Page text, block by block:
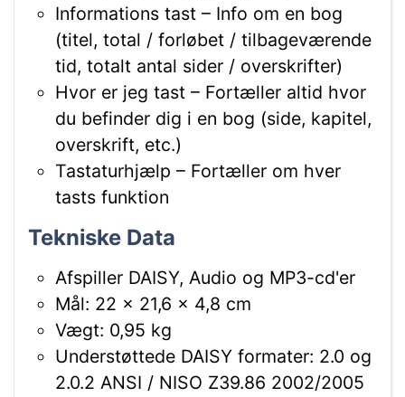
Informations tast – Info om en bog
(titel, total / forløbet / tilbageværende
tid, totalt antal sider / overskrifter)
Hvor er jeg tast – Fortæller altid hvor
du befinder dig i en bog (side, kapitel,
overskrift, etc.)
Tastaturhjælp – Fortæller om hver
tasts funktion
Tekniske Data
Afspiller DAISY, Audio og MP3-cd'er
Mål: 22 x 21,6 x 4,8 cm
Vægt: 0,95 kg
Understøttede DAISY formater: 2.0 og
2.0.2 ANSI / NISO Z39.86 2002/2005